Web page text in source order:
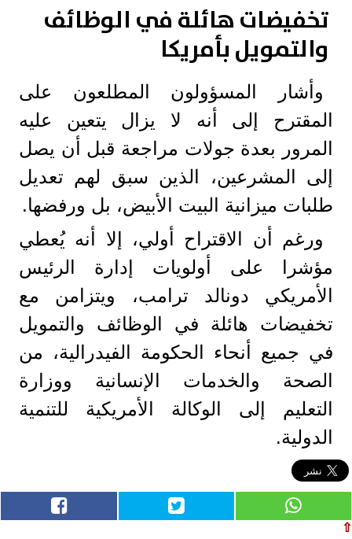
تخفيضات هائلة في الوظائف
والتمويل بأمريكا
وأشار المسؤولون المطلعون على
المقترح إلى أنه لا يزال يتعين عليه
المرور بعدة جولات مراجعة قبل أن يصل
إلى المشرعين، الذين سبق لهم تعديل
طلبات ميزانية البيت الأبيض، بل ورفضها.
ورغم أن الاقتراح أولي، إلا أنه يُعطي
مؤشرا على أولويات إدارة الرئيس
الأمريكي دونالد ترامب، ويتزامن مع
تخفيضات هائلة في الوظائف والتمويل
في جميع أنحاء الحكومة الفيدرالية، من
الصحة والخدمات الإنسانية ووزارة
التعليم إلى الوكالة الأمريكية للتنمية
الدولية.
⇧